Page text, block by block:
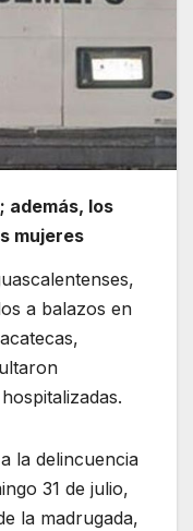
además, los
mujeres
a balazos en
la delincuencia
31 de julio,
la madrugada,